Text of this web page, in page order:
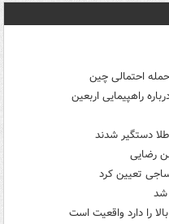
حمله احتمالی چین
راهپیمایی اربعین
رضایی
تعیین کرد
شد
را دارد واقعیت است